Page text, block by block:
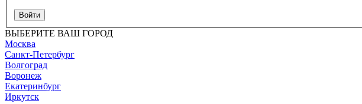
Войти
ВЫБЕРИТЕ ВАШ ГОРОД
Москва
Санкт-Петербург
Волгоград
Воронеж
Екатеринбург
Иркутск